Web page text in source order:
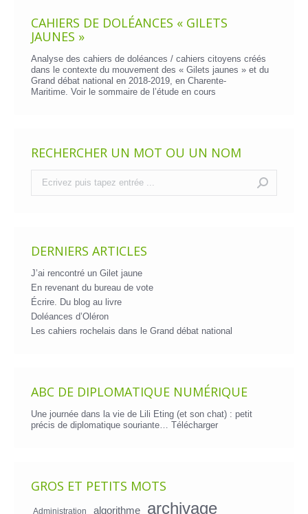
CAHIERS DE DOLÉANCES « GILETS
JAUNES »
Analyse des cahiers de doléances / cahiers citoyens créés
dans le contexte du mouvement des « Gilets jaunes » et du
Grand débat national en 2018-2019, en Charente-
Maritime. Voir le sommaire de l’étude en cours
RECHERCHER UN MOT OU UN NOM
DERNIERS ARTICLES
J’ai rencontré un Gilet jaune
En revenant du bureau de vote
Écrire. Du blog au livre
Doléances d’Oléron
Les cahiers rochelais dans le Grand débat national
ABC DE DIPLOMATIQUE NUMÉRIQUE
Une journée dans la vie de Lili Eting (et son chat) : petit
précis de diplomatique souriante… Télécharger
GROS ET PETITS MOTS
Administration algorithme archivage